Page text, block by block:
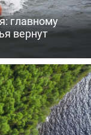
главному
вернут